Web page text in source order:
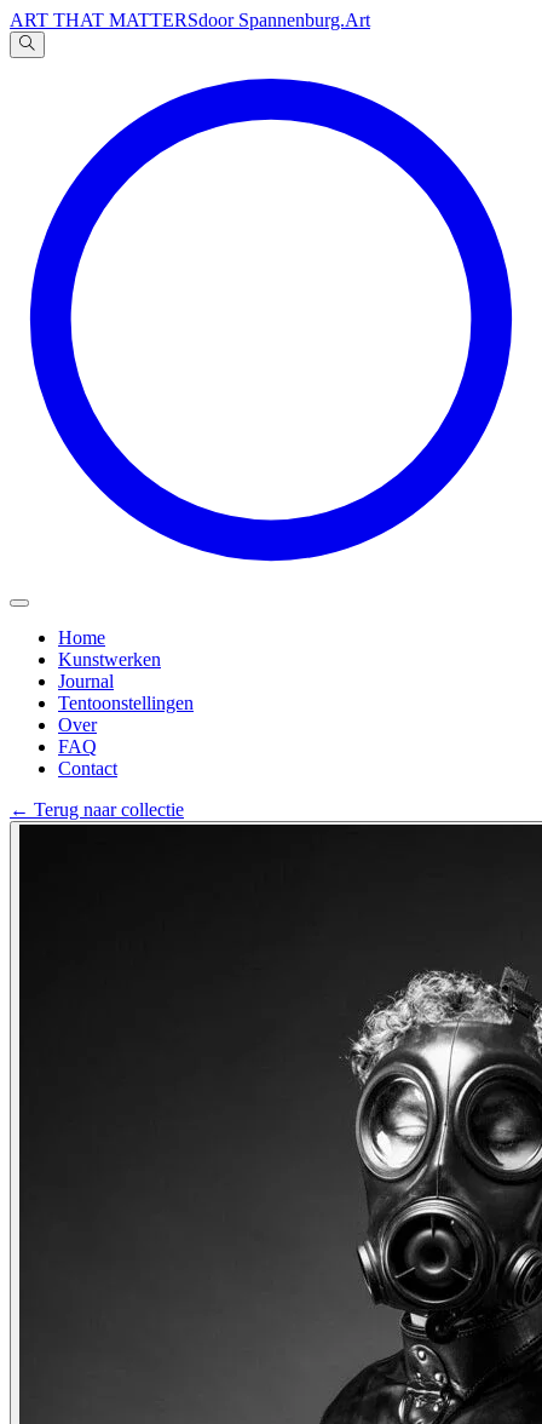
ART THAT MATTERSdoor Spannenburg.Art
文
Home
Kunstwerken
Journal
Tentoonstellingen
Over
FAQ
Contact
← Terug naar collectie